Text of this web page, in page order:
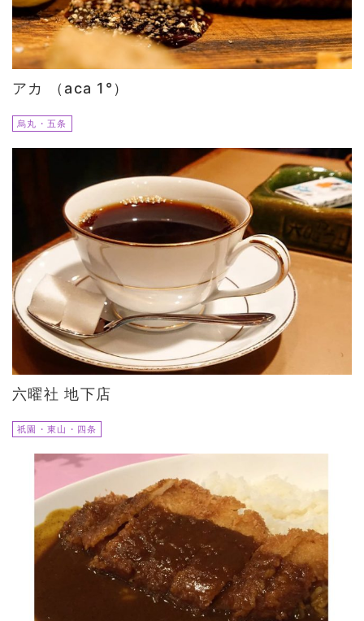
アカ （aca 1°）
烏丸・五条
六曜社 地下店
祇園・東山・四条